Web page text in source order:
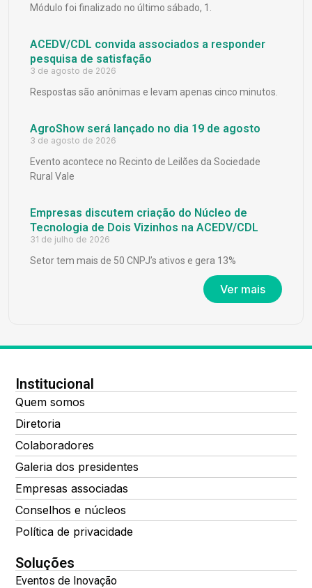
Módulo foi finalizado no último sábado, 1.
ACEDV/CDL convida associados a responder
pesquisa de satisfação
3 de agosto de 2026
Respostas são anônimas e levam apenas cinco minutos.
AgroShow será lançado no dia 19 de agosto
3 de agosto de 2026
Evento acontece no Recinto de Leilões da Sociedade
Rural Vale
Empresas discutem criação do Núcleo de
Tecnologia de Dois Vizinhos na ACEDV/CDL
31 de julho de 2026
Setor tem mais de 50 CNPJ’s ativos e gera 13%
Ver mais
Institucional
Quem somos
Diretoria
Colaboradores
Galeria dos presidentes
Empresas associadas
Conselhos e núcleos
Política de privacidade
Soluções
Eventos de Inovação